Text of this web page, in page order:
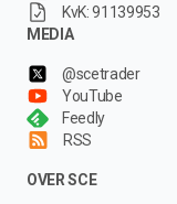
KvK: 91139953
MEDIA
@scetrader
YouTube
Feedly
RSS
OVER SCE